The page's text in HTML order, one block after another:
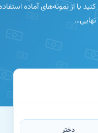
از نمونه‌های آماده استفاده